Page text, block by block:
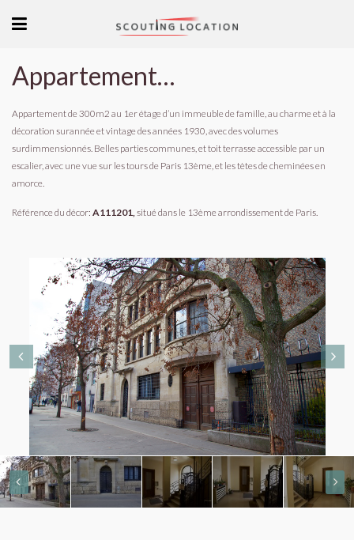
Appartement de style des années 1930 à Paris
Appartement de 300m2 au 1er étage d’un immeuble de famille, au charme et à la
décoration surannée et vintage des années 1930, avec des volumes
surdimmensionnés. Belles parties communes, et toit terrasse accessible par un
escalier, avec une vue sur les tours de Paris 13ème, et les tètes de cheminées en
amorce.
Référence du décor: A111201,situé dans le 13ème arrondissement de Paris.